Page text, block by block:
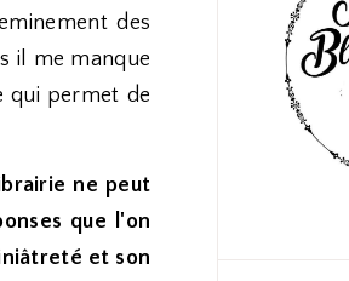
des
il me manque
qui permet de
ne peut
que l'on
et son